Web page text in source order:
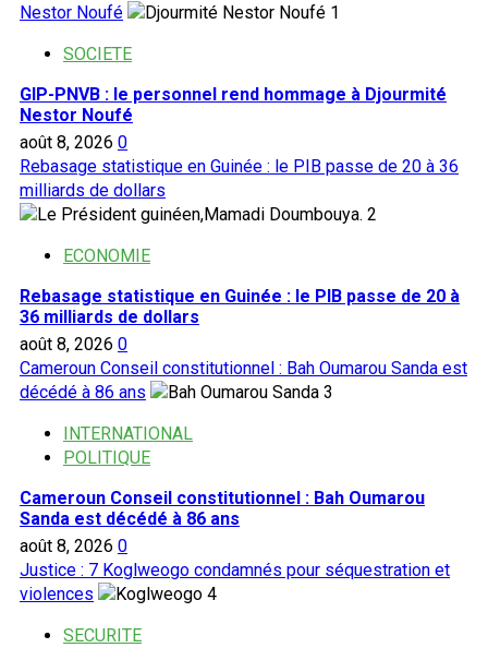
Nestor Noufé
1
SOCIETE
GIP-PNVB : le personnel rend hommage à Djourmité
Nestor Noufé
août 8, 2026 0
Rebasage statistique en Guinée : le PIB passe de 20 à 36
milliards de dollars
2
ECONOMIE
Rebasage statistique en Guinée : le PIB passe de 20 à
36 milliards de dollars
août 8, 2026 0
Cameroun Conseil constitutionnel : Bah Oumarou Sanda est
décédé à 86 ans
3
INTERNATIONAL
POLITIQUE
Cameroun Conseil constitutionnel : Bah Oumarou
Sanda est décédé à 86 ans
août 8, 2026 0
Justice : 7 Koglweogo condamnés pour séquestration et
violences
4
SECURITE